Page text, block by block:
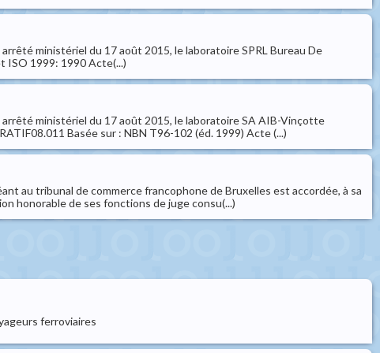
ministériel du 17 août 2015, le laboratoire SPRL Bureau De
ISO 1999: 1990 Acte(...)
ministériel du 17 août 2015, le laboratoire SA AIB-Vinçotte
Basée sur : NBN T96-102 (éd. 1999) Acte (...)
au tribunal de commerce francophone de Bruxelles est accordée, à sa
honorable de ses fonctions de juge consu(...)
ferroviaires